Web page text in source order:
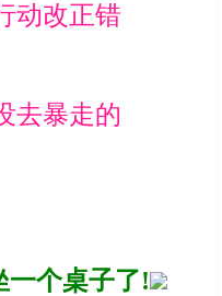
动改正错
去暴走的
一个桌子了!